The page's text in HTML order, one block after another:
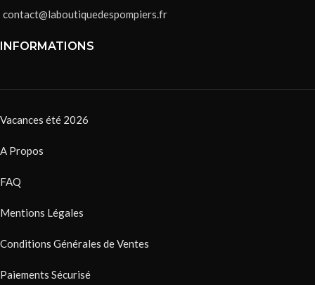
contact@laboutiquedespompiers.fr
INFORMATIONS
Vacances été 2026
A Propos
FAQ
Mentions Légales
Conditions Générales de Ventes
Paiements Sécurisé